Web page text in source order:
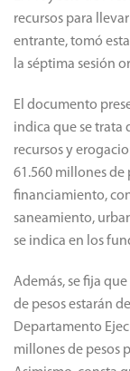
recursos para
entrante, tomó
la séptima sesión
El documento
indica que se trata
recursos y
61.560 millones de
financiamiento,
saneamiento,
se indica en los
Además, se fija
de pesos estarán
Departamento
millones de pesos